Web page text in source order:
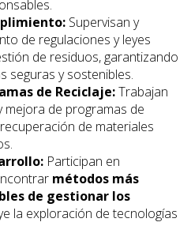
Supervisan y
de regulaciones y leyes
de residuos, garantizando
seguras y sostenibles.
de Reciclaje:Trabajan
mejora de programas de
de materiales
Participan en
métodos más
de gestionar los
la exploración de tecnologías